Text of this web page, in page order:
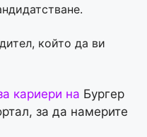
който да ви
кариери на Бургер
за да намерите